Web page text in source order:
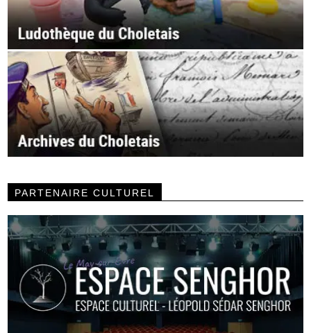
PARTENAIRE CULTUREL